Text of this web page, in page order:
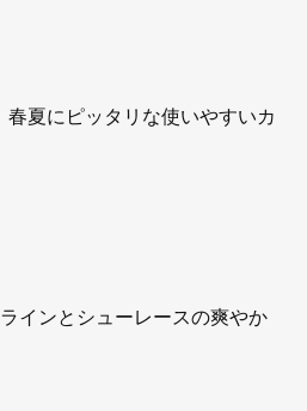
夏にピッタリな使いやすいカ
インとシューレースの爽やか